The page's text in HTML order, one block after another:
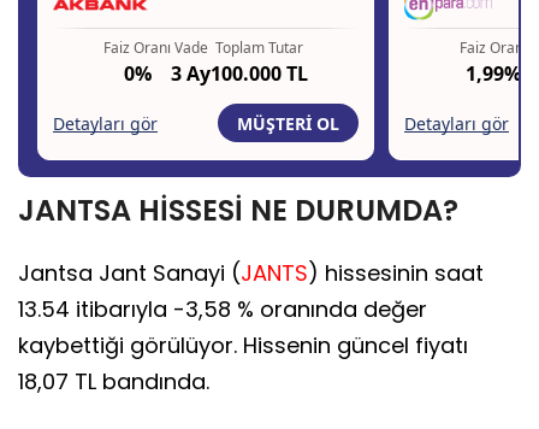
JANTSA HİSSESİ NE DURUMDA?
Jantsa Jant Sanayi (JANTS) hissesinin saat
13.54 itibarıyla -3,58 % oranında değer
kaybettiği görülüyor. Hissenin güncel fiyatı
18,07 TL bandında.